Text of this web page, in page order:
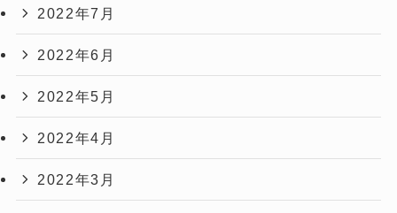
2022年7月
2022年6月
2022年5月
2022年4月
2022年3月